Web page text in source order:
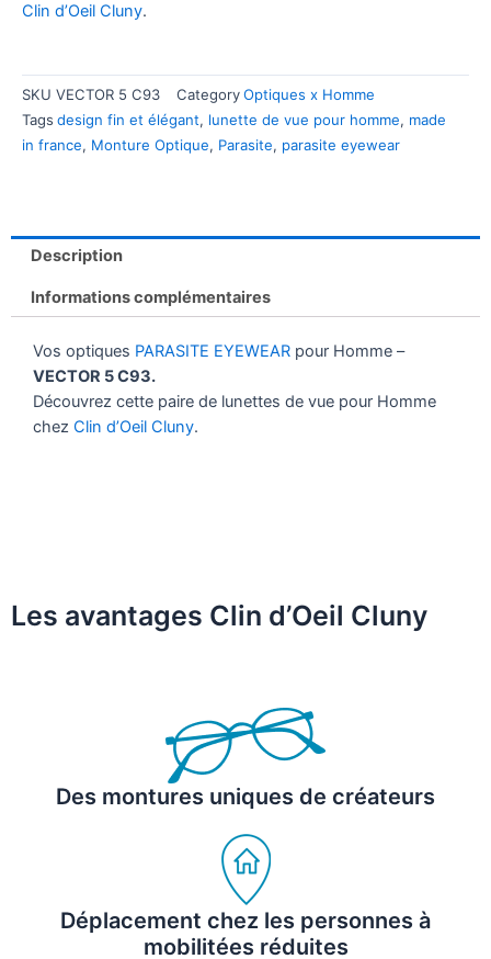
Clin d’Oeil Cluny.
SKU VECTOR 5 C93 CategoryOptiques x Homme
Tags design fin et élégant, lunette de vue pour homme, made
in france, Monture Optique, Parasite, parasite eyewear
Description
Informations complémentaires
Vos optiques PARASITE EYEWEAR pour Homme –
VECTOR 5 C93.
Découvrez cette paire de lunettes de vue pour Homme
chez Clin d’Oeil Cluny.
Les avantages Clin d’Oeil Cluny
Des montures uniques de créateurs
Déplacement chez les personnes à
mobilitées réduites